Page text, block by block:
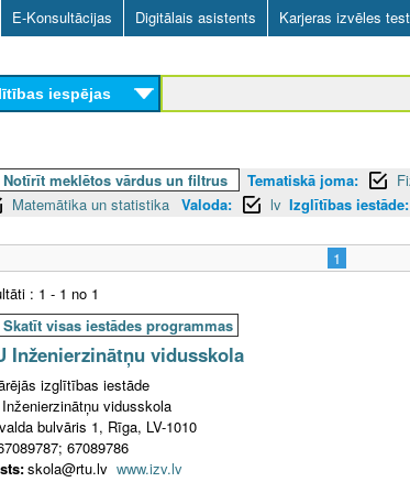
Skip
to
main
content
E-Konsultācijas Digitālais asistents Karjeras izvēles
iespējas
Notīrīt meklētos vārdus un filtrus Tematiskā joma:
Matemātika un statistika Valoda: lv Izglītības iestāde:
1
: 1 - 1 no 1
Skatīt visas iestādes programmas
Inženierzinātņu vidusskola
izglītības iestāde
vidusskola
bulvāris 1, Rīga, LV-1010
67089786
skola@rtu.lv www.izv.lv